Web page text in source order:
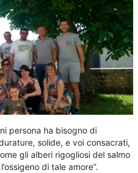
persona ha bisogno di
solide, e voi consacrati,
gli alberi rigogliosi del salmo
di tale amore”.